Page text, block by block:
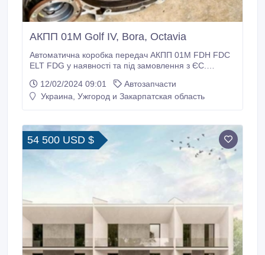
АКПП 01M Golf IV, Bora, Octavia
Автоматична коробка передач АКПП 01М FDH FDC
ELT FDG у наявності та під замовлення з ЄС.
akpp.in.ua Тел.: +380681451053, +380660100405.
12/02/2024 09:01
Автозапчасти
Украина, Ужгород и Закарпатская область
54 500 USD $